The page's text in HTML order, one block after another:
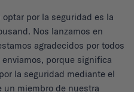
por la seguridad es la
Nos lanzamos en
agradecidos por todos
porque significa
la seguridad mediante el
un miembro de nuestra